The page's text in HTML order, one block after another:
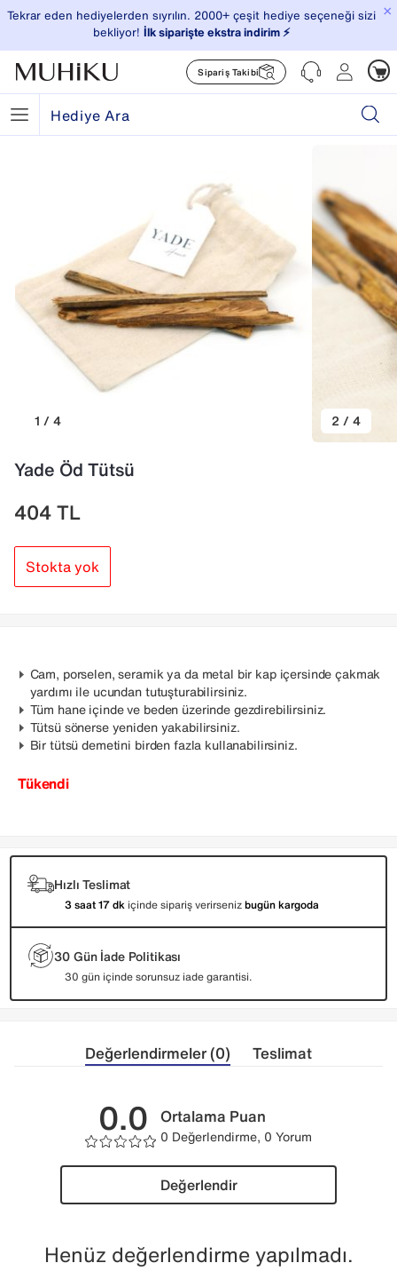
×
Tekrar eden hediyelerden sıyrılın. 2000+ çeşit hediye seçeneği sizi
bekliyor! İlk siparişte ekstra indirim ⚡️
Sipariş Takibi
1 / 4 2 / 4
Yade Öd Tütsü
404TL
Stokta yok
Cam, porselen, seramik ya da metal bir kap içersinde çakmak
yardımı ile ucundan tutuşturabilirsiniz.
Tüm hane içinde ve beden üzerinde gezdirebilirsiniz.
Tütsü sönerse yeniden yakabilirsiniz.
Bir tütsü demetini birden fazla kullanabilirsiniz.
Tükendi
Hızlı Teslimat
3 saat 17 dk içinde sipariş verirsenizbugün kargoda
30 Gün İade Politikası
30 gün içinde sorunsuz iade garantisi.
Değerlendirmeler (0) Teslimat
0.0 Ortalama Puan
0 Değerlendirme, 0 Yorum
Değerlendir
Henüz değerlendirme yapılmadı.